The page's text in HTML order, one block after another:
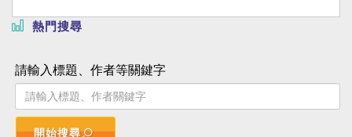
熱門搜尋
請輸入標題、作者等關鍵字
開始搜尋